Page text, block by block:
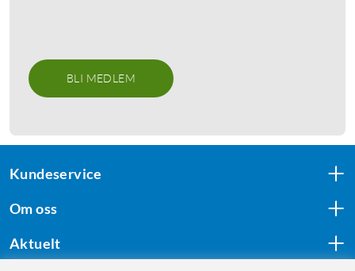
BLI MEDLEM
Kundeservice
Om oss
Aktuelt